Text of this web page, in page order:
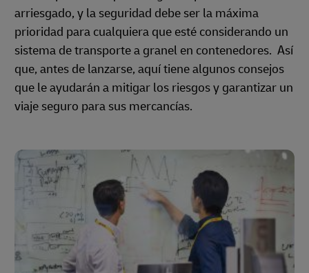
arriesgado, y la seguridad debe ser la máxima
prioridad para cualquiera que esté considerando un
sistema de transporte a granel en contenedores. Así
que, antes de lanzarse, aquí tiene algunos consejos
que le ayudarán a mitigar los riesgos y garantizar un
viaje seguro para sus mercancías.